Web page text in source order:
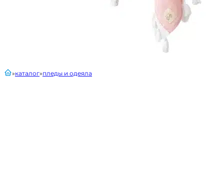
главнаякаталог пледы и одеяла